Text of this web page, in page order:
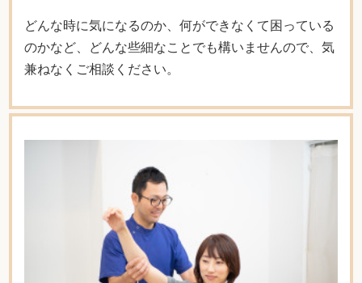
どんな時に気になるのか、何ができなくて困っている
のかなど、どんな些細なことでも構いませんので、気
兼ねなくご相談ください。